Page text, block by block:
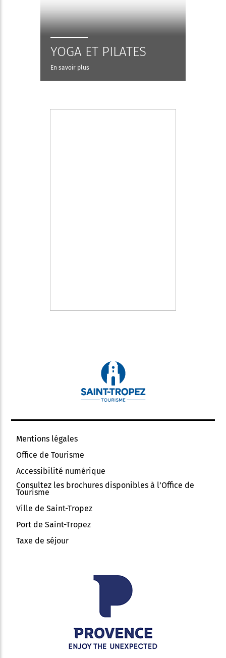
YOGA ET PILATES
En savoir plus
Mentions légales
Office de Tourisme
Accessibilité numérique
Consultez les brochures disponibles à l’Office de
Tourisme
Ville de Saint-Tropez
Port de Saint-Tropez
Taxe de séjour